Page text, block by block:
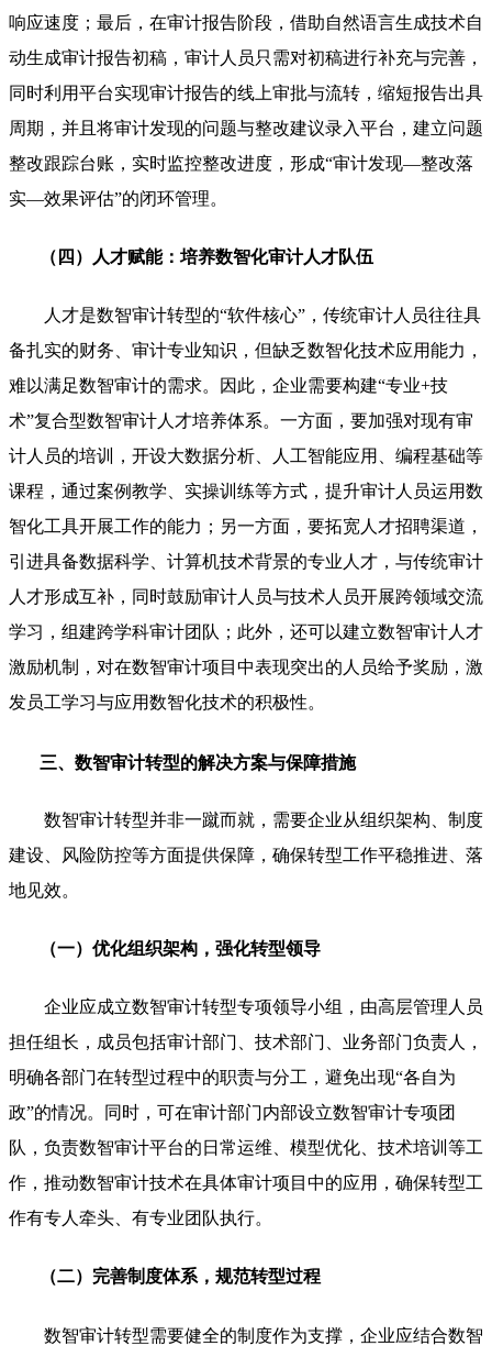
响应速度；最后，在审计报告阶段，借助自然语言生成技术自
动生成审计报告初稿，审计人员只需对初稿进行补充与完善，
同时利用平台实现审计报告的线上审批与流转，缩短报告出具
周期，并且将审计发现的问题与整改建议录入平台，建立问题
整改跟踪台账，实时监控整改进度，形成“审计发现—整改落
实—效果评估”的闭环管理。
（四）人才赋能：培养数智化审计人才队伍
人才是数智审计转型的“软件核心”，传统审计人员往往具
备扎实的财务、审计专业知识，但缺乏数智化技术应用能力，
难以满足数智审计的需求。因此，企业需要构建“专业+技
术”复合型数智审计人才培养体系。一方面，要加强对现有审
计人员的培训，开设大数据分析、人工智能应用、编程基础等
课程，通过案例教学、实操训练等方式，提升审计人员运用数
智化工具开展工作的能力；另一方面，要拓宽人才招聘渠道，
引进具备数据科学、计算机技术背景的专业人才，与传统审计
人才形成互补，同时鼓励审计人员与技术人员开展跨领域交流
学习，组建跨学科审计团队；此外，还可以建立数智审计人才
激励机制，对在数智审计项目中表现突出的人员给予奖励，激
发员工学习与应用数智化技术的积极性。
三、数智审计转型的解决方案与保障措施
数智审计转型并非一蹴而就，需要企业从组织架构、制度
建设、风险防控等方面提供保障，确保转型工作平稳推进、落
地见效。
（一）优化组织架构，强化转型领导
企业应成立数智审计转型专项领导小组，由高层管理人员
担任组长，成员包括审计部门、技术部门、业务部门负责人，
明确各部门在转型过程中的职责与分工，避免出现“各自为
政”的情况。同时，可在审计部门内部设立数智审计专项团
队，负责数智审计平台的日常运维、模型优化、技术培训等工
作，推动数智审计技术在具体审计项目中的应用，确保转型工
作有专人牵头、有专业团队执行。
（二）完善制度体系，规范转型过程
数智审计转型需要健全的制度作为支撑，企业应结合数智